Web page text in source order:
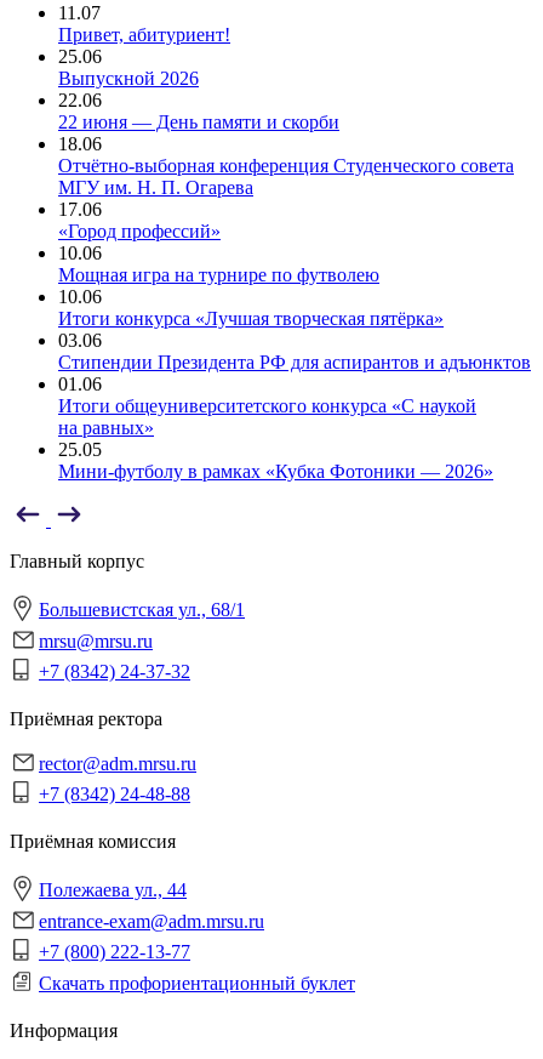
11.07
Привет, абитуриент!
25.06
Выпускной 2026
22.06
22 июня — День памяти и скорби
18.06
Отчётно-выборная конференция Студенческого совета
МГУ им. Н. П. Огарева
17.06
«Город профессий»
10.06
Мощная игра на турнире по футволею
10.06
Итоги конкурса «Лучшая творческая пятёрка»
03.06
Стипендии Президента РФ для аспирантов и адъюнктов
01.06
Итоги общеуниверситетского конкурса «С наукой
на равных»
25.05
Мини-футболу в рамках «Кубка Фотоники — 2026»
Главный корпус
Большевистская ул., 68/1
mrsu@mrsu.ru
+7 (8342) 24-37-32
Приёмная ректора
rector@adm.mrsu.ru
+7 (8342) 24-48-88
Приёмная комиссия
Полежаева ул., 44
entrance-exam@adm.mrsu.ru
+7 (800) 222-13-77
Скачать профориентационный буклет
Информация